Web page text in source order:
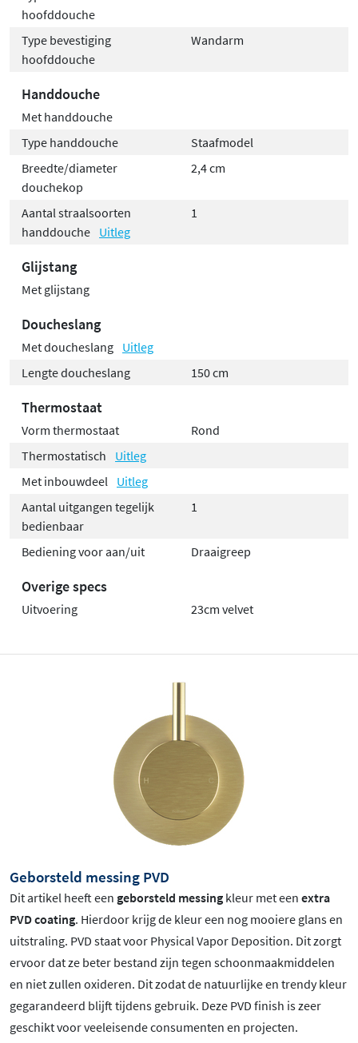
hoofddouche
Type bevestiging
hoofddouche
Wandarm
Handdouche
Met handdouche
Type handdouche
Staafmodel
Breedte/diameter
douchekop
2,4 cm
Aantal straalsoorten
handdouche Uitleg
1
Glijstang
Met glijstang
Doucheslang
Met doucheslang Uitleg
Lengte doucheslang
150 cm
Thermostaat
Vorm thermostaat
Rond
Thermostatisch
Uitleg
Met inbouwdeel
Uitleg
Aantal uitgangen tegelijk
bedienbaar
1
Bediening voor aan/uit Draaigreep
Overige specs
Uitvoering 23cm velvet
Geborsteld messing PVD
Dit artikel heeft een geborsteld messing kleur met een extra
PVD coating. Hierdoor krijg de kleur een nog mooiere glans en
uitstraling. PVD staat voor Physical Vapor Deposition. Dit zorgt
ervoor dat ze beter bestand zijn tegen schoonmaakmiddelen
en niet zullen oxideren. Dit zodat de natuurlijke en trendy kleur
gegarandeerd blijft tijdens gebruik. Deze PVD finish is zeer
geschikt voor veeleisende consumenten en projecten.